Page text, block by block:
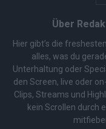
Über
Hier gibt’s die
alles, was du
Unterhaltung oder
den Screen, live oder
Clips, Streams und
kein Scrollen durch